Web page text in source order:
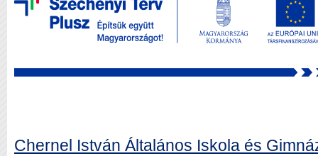
Chernel István Általános Iskola és